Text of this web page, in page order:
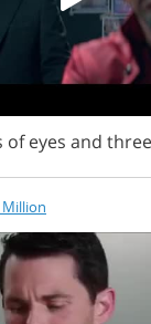
of eyes and three
Million